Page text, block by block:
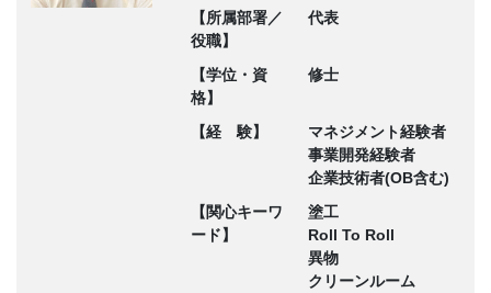
【所属部署／
役職】
代表
【学位・資
格】
修士
【経 験】
マネジメント経験者
事業開発経験者
企業技術者(OB含む)
【関心キーワ
ード】
塗工
Roll To Roll
異物
クリーンルーム